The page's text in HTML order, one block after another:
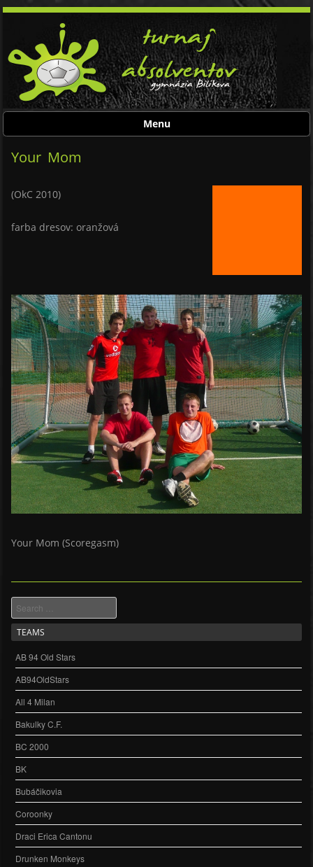
Menu
Your Mom
(OkC 2010)
farba dresov: oranžová
Your Mom (Scoregasm)
Search
TEAMS
AB 94 Old Stars
AB94OldStars
All 4 Milan
Bakulky C.F.
BC 2000
BK
Bubáčikovia
Coroonky
Draci Erica Cantonu
Drunken Monkeys